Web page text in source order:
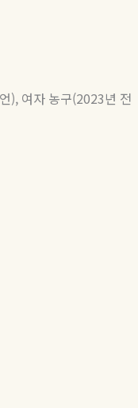
), 여자 농구(2023년 전